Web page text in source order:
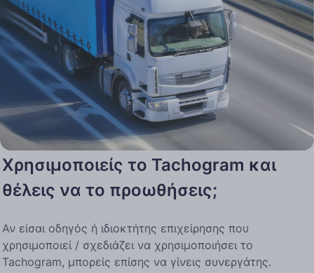
Χρησιμοποιείς το Tachogram και
θέλεις να το προωθήσεις;
Αν είσαι οδηγός ή ιδιοκτήτης επιχείρησης που
χρησιμοποιεί / σχεδιάζει να χρησιμοποιήσει το
Tachogram, μπορείς επίσης να γίνεις συνεργάτης.